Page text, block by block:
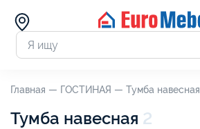
Главная — ГОСТИНАЯ — Тумба навесная
Тумба навесная 2